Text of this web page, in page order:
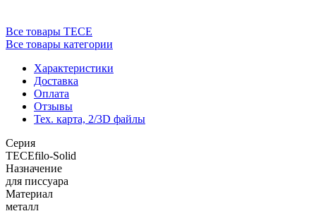
Все товары TECE
Все товары категории
Характеристики
Доставка
Оплата
Отзывы
Тех. карта, 2/3D файлы
Серия
TECEfilo-Solid
Назначение
для писсуара
Материал
металл